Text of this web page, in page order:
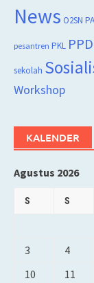
News O2SN
pesantren PKL
sekolah
Workshop
KALENDER
Agustus 2026
S S
3
4
10
11